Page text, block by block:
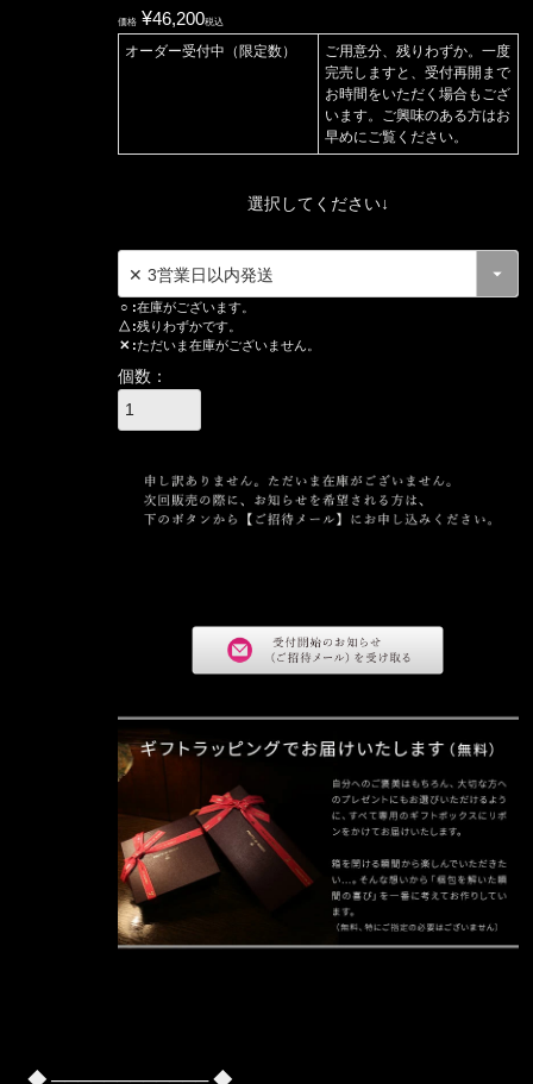
価格 ¥46,200税込
オーダー受付中（限定数）
ご用意分、残りわずか。一度
完売しますと、受付再開まで
お時間をいただく場合もござ
います。ご興味のある方はお
早めにご覧ください。
選択してください↓
○
在庫がございます。
△ 残りわずかです。
✕ ただいま在庫がございません。
◆ ──────────── ◆